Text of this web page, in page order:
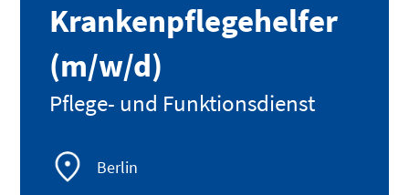
Krankenpflegehelfer
(m/w/d)
Pflege- und Funktionsdienst
Berlin